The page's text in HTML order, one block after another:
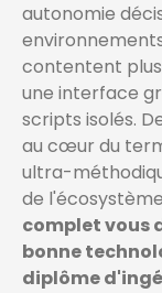
autonomie
contentent
une interface
scripts isolés.
au cœur du
ultra-
de
complet vous
bonne
diplôme